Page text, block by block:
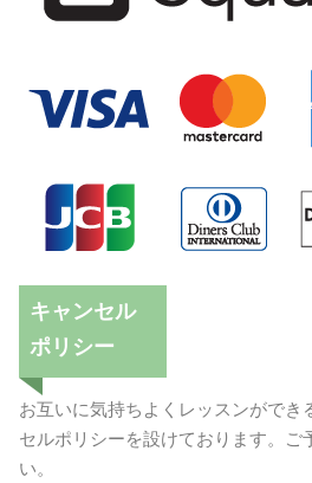
キャンセル
ポリシー
お互いに気持ちよくレッスンができ
セルポリシーを設けております。ご
い。